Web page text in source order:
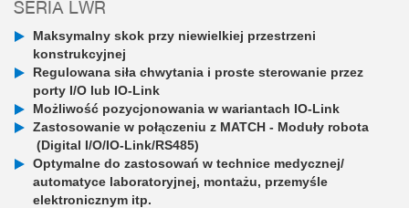
SERIA LWR
Maksymalny skok przy niewielkiej przestrzeni
konstrukcyjnej
Regulowana siła chwytania i proste sterowanie przez
porty I/O lub IO-Link
Możliwość pozycjonowania w wariantach IO-Link
Zastosowanie w połączeniu z MATCH - Moduły robota
(Digital I/O/IO-Link/RS485)
Optymalne do zastosowań w technice medycznej/
automatyce laboratoryjnej, montażu, przemyśle
elektronicznym itp.